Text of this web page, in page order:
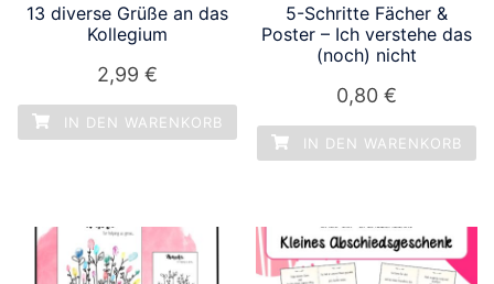
13 diverse Grüße an das
Kollegium
2,99 €
IN DEN WARENKORB
5-Schritte Fächer &
Poster – Ich verstehe das
(noch) nicht
0,80€
IN DEN WARENKORB